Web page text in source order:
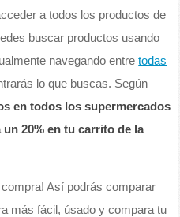
a todos los productos de
buscar productos usando
navegando entretodas
lo que buscas. Según
en todos los supermercados
20% en tu carrito de la
Así podrás comparar
más fácil, úsado y compara tu